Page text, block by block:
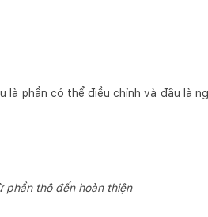
phần có thể điều chỉnh và đâu là
phần thô đến hoàn thiện